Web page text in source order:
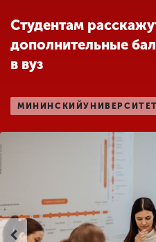
Наука
Другие виды
деятельности
Студенческая жизнь
Студентам
дополнительные
в вуз
МИНИНСКИЙУНИВЕРСИТЕТ